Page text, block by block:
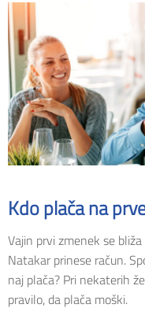
Zmenki
Brezplačna registracija
Kontakt
Kdo plača na
Vajin prvi zmenek se
Natakar prinese račun.
naj plača? Pri nekaterih
pravilo, da plača moški.